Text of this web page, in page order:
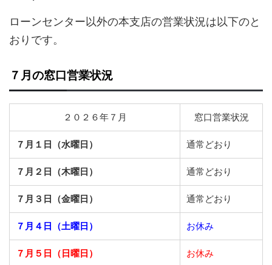
ローンセンター以外の本支店の営業状況は以下のと
おりです。
７月の窓口営業状況
２０２６年７月 窓口営業状況
７月１日（水曜日） 通常どおり
７月２日（木曜日） 通常どおり
７月３日（金曜日） 通常どおり
７月４日（土曜日） お休み
７月５日（日曜日） お休み